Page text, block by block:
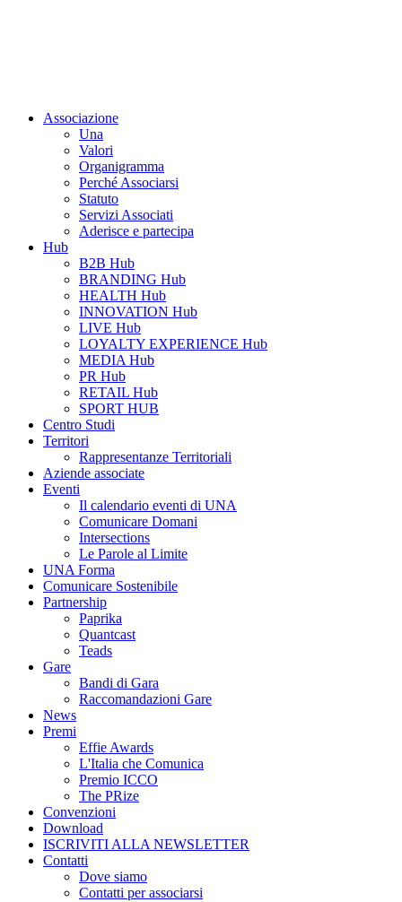
Associazione
Una
Valori
Organigramma
Perché Associarsi
Statuto
Servizi Associati
Aderisce e partecipa
Hub
B2B Hub
BRANDING Hub
HEALTH Hub
INNOVATION Hub
LIVE Hub
LOYALTY EXPERIENCE Hub
MEDIA Hub
PR Hub
RETAIL Hub
SPORT HUB
Centro Studi
Territori
Rappresentanze Territoriali
Aziende associate
Eventi
Il calendario eventi di UNA
Comunicare Domani
Intersections
Le Parole al Limite
UNA Forma
Comunicare Sostenibile
Partnership
Paprika
Quantcast
Teads
Gare
Bandi di Gara
Raccomandazioni Gare
News
Premi
Effie Awards
L'Italia che Comunica
Premio ICCO
The PRize
Convenzioni
Download
ISCRIVITI ALLA NEWSLETTER
Contatti
Dove siamo
Contatti per associarsi